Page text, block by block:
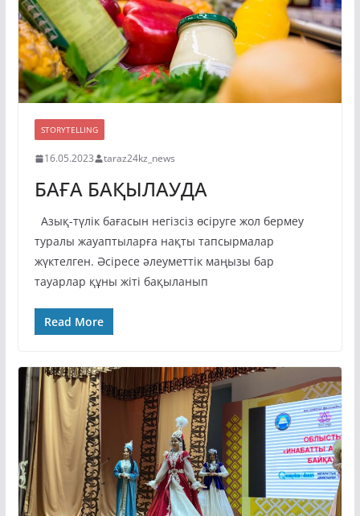
STORYTELLING
16.05.2023 taraz24kz_news
БАҒА БАҚЫЛАУДА
Азық-түлік бағасын негізсіз өсіруге жол бермеу
туралы жауаптыларға нақты тапсырмалар
жүктелген. Әсіресе әлеуметтік маңызы бар
тауарлар құны жіті бақыланып
Read More